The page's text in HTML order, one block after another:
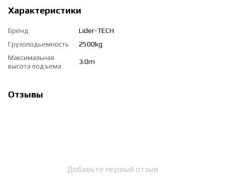
Характеристики
Бренд
Lider-TECH
Грузоподьемность
2500kg
Максимальная
высота подъема
3.0m
Отзывы
Добавьте первый отзыв